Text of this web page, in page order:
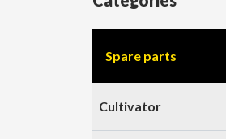
Spare parts
Cultivator